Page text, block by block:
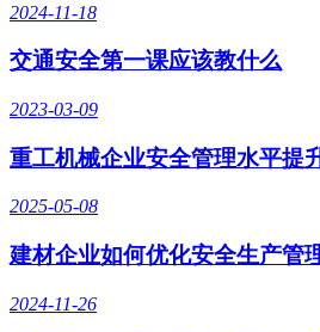
2024-11-18
交通安全第一课应该教什么
2023-03-09
重工机械企业安全管理水平提
2025-05-08
建材企业如何优化安全生产管
2024-11-26